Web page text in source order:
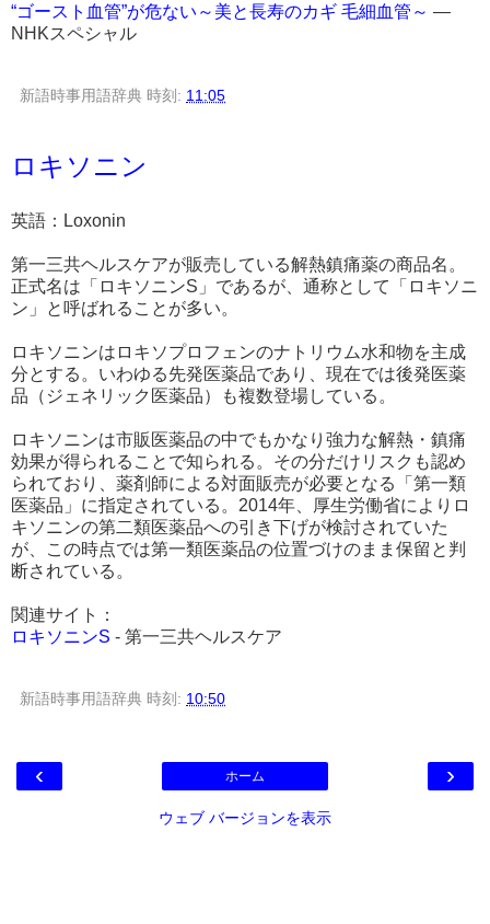
“ゴースト血管”が危ない～美と長寿のカギ 毛細血管～ ―
NHKスペシャル
新語時事用語辞典 時刻: 11:05
ロキソニン
英語：Loxonin
第一三共ヘルスケアが販売している解熱鎮痛薬の商品名。
正式名は「ロキソニンS」であるが、通称として「ロキソニ
ン」と呼ばれることが多い。
ロキソニンはロキソプロフェンのナトリウム水和物を主成
分とする。いわゆる先発医薬品であり、現在では後発医薬
品（ジェネリック医薬品）も複数登場している。
ロキソニンは市販医薬品の中でもかなり強力な解熱・鎮痛
効果が得られることで知られる。その分だけリスクも認め
られており、薬剤師による対面販売が必要となる「第一類
医薬品」に指定されている。2014年、厚生労働省によりロ
キソニンの第二類医薬品への引き下げが検討されていた
が、この時点では第一類医薬品の位置づけのまま保留と判
断されている。
関連サイト：
ロキソニンS - 第一三共ヘルスケア
新語時事用語辞典 時刻: 10:50
‹ ›
ホーム
ウェブ バージョンを表示